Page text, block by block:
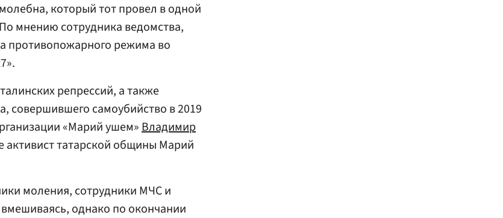
который тот провел в одной
мнению сотрудника ведомства,
противопожарного режима во
репрессий, а также
совершившего самоубийство в 2019
«Марий ушем»Владимир
активист татарской общины Марий
моления, сотрудники МЧС и
однако по окончании